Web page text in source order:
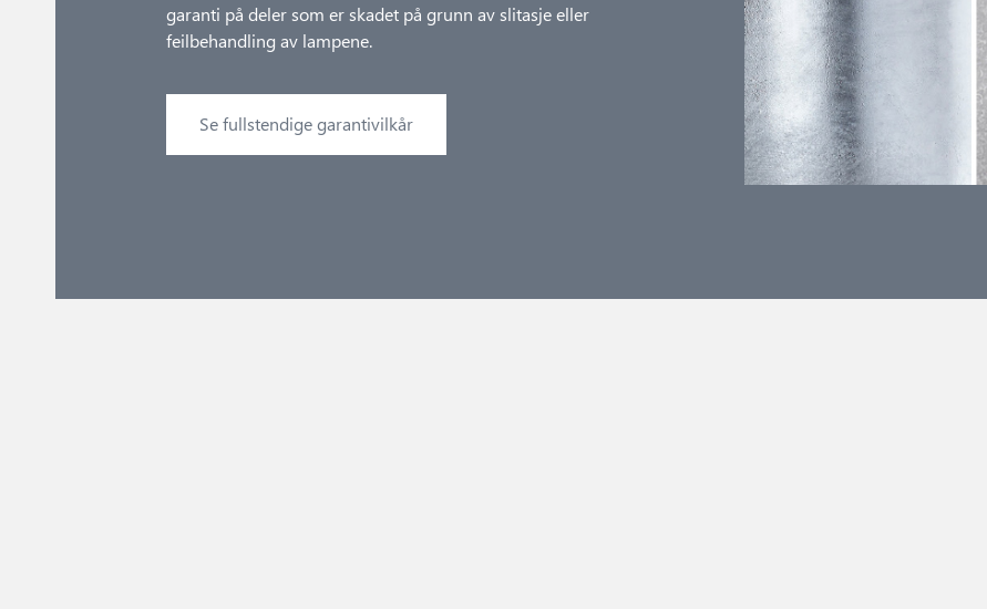
garanti på deler som er skadet på grunn av slitasje eller
feilbehandling av lampene.
Se fullstendige garantivilkår